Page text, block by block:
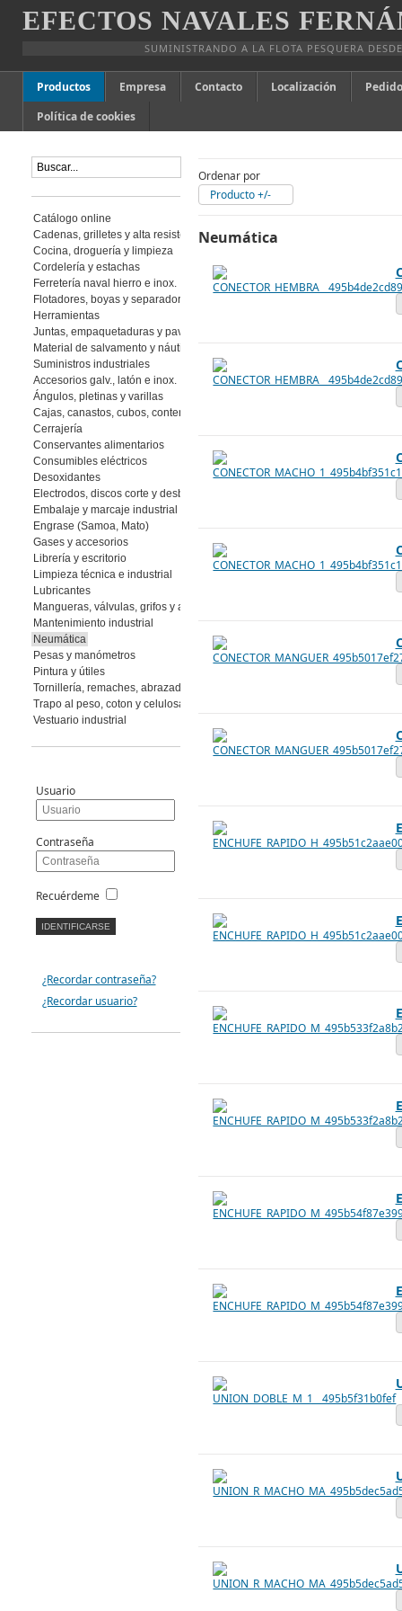
EFECTOS NAVALES
SUMINISTRANDO A LA FLOTA PESQUERA
Productos Empresa Contacto Localización
Política de cookies
Ordenar por
Producto +/-
Neumática
Catálogo online
Cadenas, grilletes y alta resistencia
Cocina, droguería y limpieza
Cordelería y estachas
Ferretería naval hierro e inox.
Flotadores, boyas y separadores
Herramientas
Juntas, empaquetaduras y pavimento
Material de salvamento y náutica
Suministros industriales
Accesorios galv., latón e inox.
Ángulos, pletinas y varillas
Cajas, canastos, cubos, contenedores
Cerrajería
Conservantes alimentarios
Consumibles eléctricos
Desoxidantes
Electrodos, discos corte y desbaste, muelas y piedras, abrasivos flexibles
Embalaje y marcaje industrial
Engrase (Samoa, Mato)
Gases y accesorios
Librería y escritorio
Limpieza técnica e industrial
Lubricantes
Mangueras, válvulas, grifos y accesorios
Mantenimiento industrial
Neumática
Pesas y manómetros
Pintura y útiles
Tornillería, remaches, abrazaderas
Trapo al peso, coton y celulosa
Vestuario industrial
Usuario
Contraseña
Recuérdeme
¿Recordar contraseña?
¿Recordar usuario?